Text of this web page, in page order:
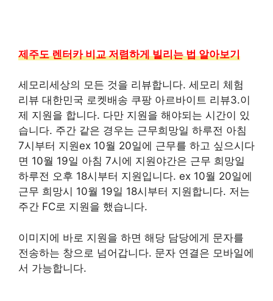
제주도 렌터카 비교 저렴하게 빌리는 법 알아보기
세모리세상의 모든 것을 리뷰합니다. 세모리 체험
리뷰 대한민국 로켓배송 쿠팡 아르바이트 리뷰3.이
제 지원을 합니다. 다만 지원을 해야되는 시간이 있
습니다. 주간 같은 경우는 근무희망일 하루전 아침
7시부터 지원ex 10월 20일에 근무를 하고 싶으시다
면 10월 19일 아침 7시에 지원야간은 근무 희망일
하루전 오후 18시부터 지원입니다. ex 10월 20일에
근무 희망시 10월 19일 18시부터 지원합니다. 저는
주간 FC로 지원을 했습니다.
이미지에 바로 지원을 하면 해당 담당에게 문자를
전송하는 창으로 넘어갑니다. 문자 연결은 모바일에
서 가능합니다.